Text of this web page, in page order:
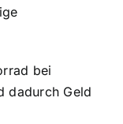
bei
dadurch Geld